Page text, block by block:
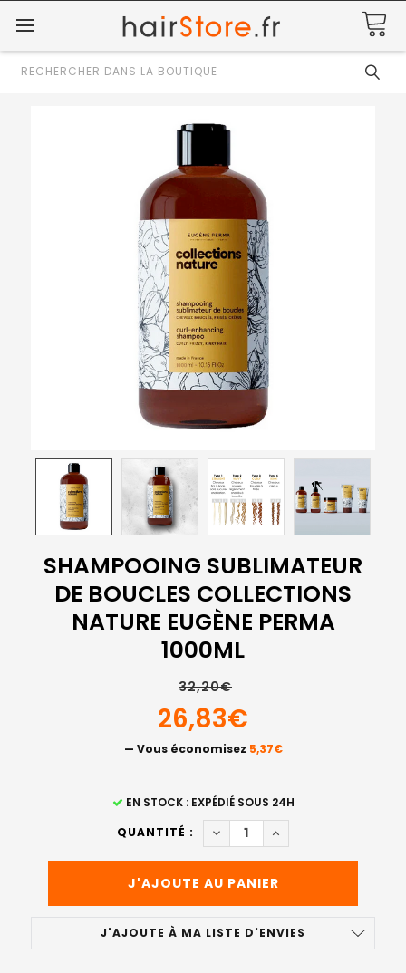
Rechercher
SHAMPOOING SUBLIMATEUR
DE BOUCLES COLLECTIONS
NATURE EUGÈNE PERMA
1000ML
32,20€
26,83€
— Vous économisez 5,37€
EN STOCK : EXPÉDIÉ SOUS 24H
QUANTITÉ :
DIMINUER LA QUANTITÉ DE
AUGMENTER LA
J'AJOUTE À MA LISTE D'ENVIES